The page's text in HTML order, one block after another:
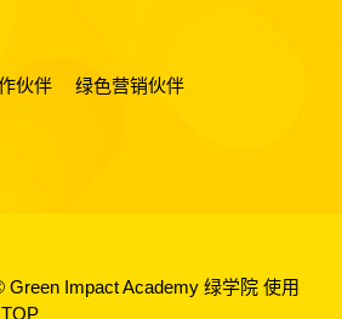
伙伴
绿色营销伙伴
Green Impact Academy 绿学院 使用
TOP